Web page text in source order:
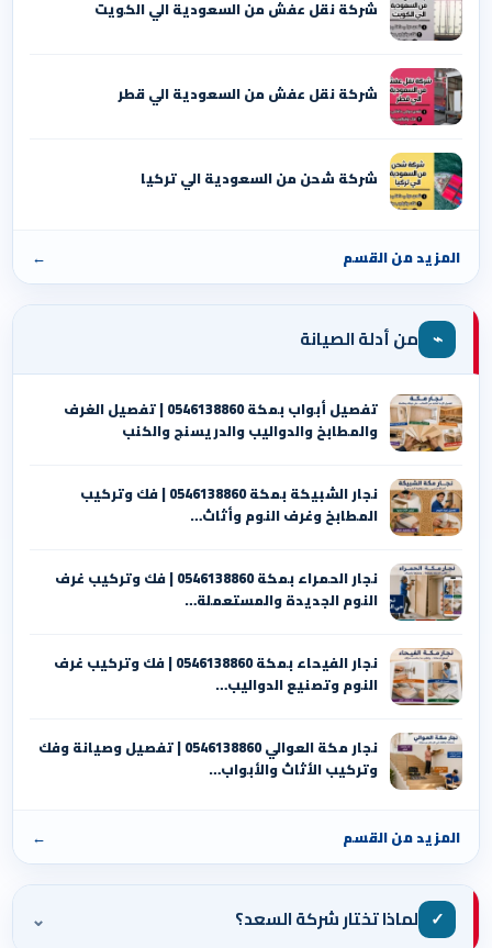
شركة نقل عفش من السعودية الي الكويت
شركة نقل عفش من السعودية الي قطر
شركة شحن من السعودية الي تركيا
المزيد من القسم ←
⌁ من أدلة الصيانة
تفصيل أبواب بمكة 0546138860 | تفصيل الغرف
والمطابخ والدواليب والدريسنج والكنب
نجار الشبيكة بمكة 0546138860⁩ | فك وتركيب
المطابخ وغرف النوم وأثاث…
نجار الحمراء بمكة 0546138860⁩ | فك وتركيب غرف
النوم الجديدة والمستعملة…
نجار الفيحاء بمكة 0546138860⁩ | فك وتركيب غرف
النوم وتصنيع الدواليب…
نجار مكة العوالي 0546138860⁩ | تفصيل وصيانة وفك
وتركيب الأثاث والأبواب…
المزيد من القسم ←
✓ لماذا تختار شركة السعد؟ ⌄